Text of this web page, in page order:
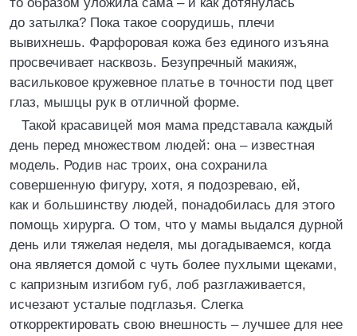
до затылка? Пока такое соорудишь, плечи
вывихнешь. Фарфоровая кожа без единого изъяна
просвечивает насквозь. Безупречный макияж,
васильковое кружевное платье в точности под цвет
глаз, мышцы рук в отличной форме.
Такой красавицей моя мама представала каждый
день перед множеством людей: она – известная
модель. Родив нас троих, она сохранила
совершенную фигуру, хотя, я подозреваю, ей,
как и большинству людей, понадобилась для этого
помощь хирурга. О том, что у мамы выдался дурной
день или тяжелая неделя, мы догадываемся, когда
она является домой с чуть более пухлыми щеками,
с капризным изгибом губ, лоб разглаживается,
исчезают усталые подглазья. Слегка
откорректировать свою внешность – лучшее для нее